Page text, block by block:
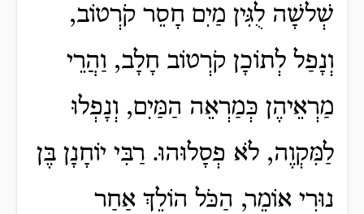
שְׁלשָׁה לֻגִּין מַיִם חָסֵר קֹרְטוֹב,
וְנָפַל לְתוֹכָן קֹרְטוֹב חָלָב, וַהֲרֵי
מַרְאֵיהֶן כְּמַרְאֵה הַמַּיִם, וְנָפְלוּ
לַמִּקְוֶה, לֹא פְסָלוּהוּ. רַבִּי יוֹחָנָן בֶּן
נוּרִי אוֹמֵר, הַכֹּל הוֹלֵךְ אַחַר